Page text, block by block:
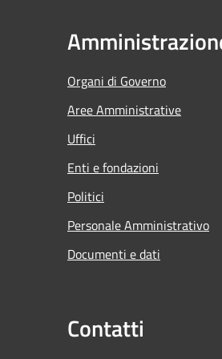
Organi di Governo
Aree Amministrative
Uffici
Enti e fondazioni
Politici
Personale Amministrativo
Documenti e dati
Contatti